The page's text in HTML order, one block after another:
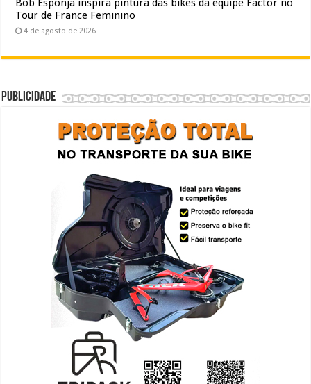
Tour de France Feminino
4 de agosto de 2026
Publicidade